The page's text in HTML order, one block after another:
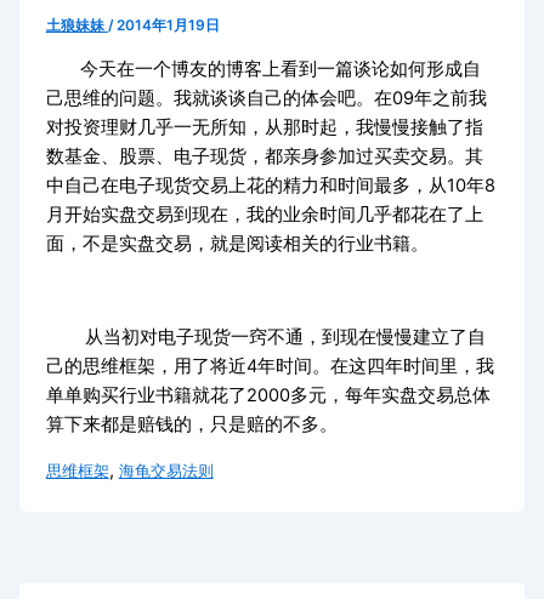
土狼妹妹 /2014年1月19日
今天在一个博友的博客上看到一篇谈论如何形成自
己思维的问题。我就谈谈自己的体会吧。在09年之前我
对投资理财几乎一无所知，从那时起，我慢慢接触了指
数基金、股票、电子现货，都亲身参加过买卖交易。其
中自己在电子现货交易上花的精力和时间最多，从10年8
月开始实盘交易到现在，我的业余时间几乎都花在了上
面，不是实盘交易，就是阅读相关的行业书籍。
从当初对电子现货一窍不通，到现在慢慢建立了自
己的思维框架，用了将近4年时间。在这四年时间里，我
单单购买行业书籍就花了2000多元，每年实盘交易总体
算下来都是赔钱的，只是赔的不多。
思维框架, 海龟交易法则